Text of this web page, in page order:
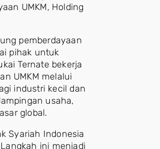
UMKM, Holding
pemberdayaan
pihak untuk
Ternate bekerja
UMKM melalui
industri kecil dan
usaha,
global.
Syariah Indonesia
ini menjadi